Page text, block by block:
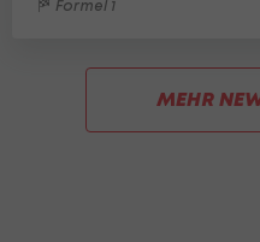
Formel 1
MEHR